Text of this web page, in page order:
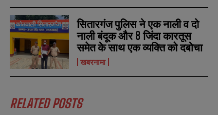
सितारगंज पुलिस ने एक नाली व दो
नाली बंदूक और 8 जिंदा कारतूस
समेत के साथ एक व्यक्ति को दबोचा
खबरनामा
RELATED POSTS